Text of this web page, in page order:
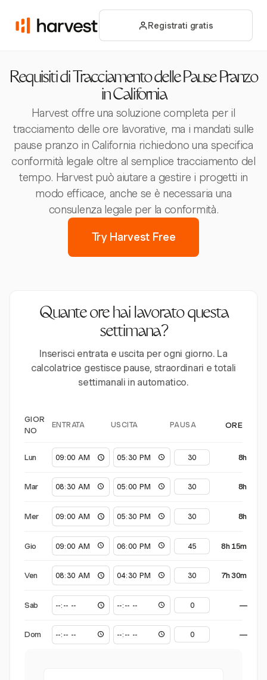
Registrati gratis
Requisiti di Tracciamento delle Pause Pranzo
in California
Harvest offre una soluzione completa per il
tracciamento delle ore lavorative, ma i mandati sulle
pause pranzo in California richiedono una specifica
conformità legale oltre al semplice tracciamento del
tempo. Harvest può aiutare a gestire i progetti in
modo efficace, anche se è necessaria una
consulenza legale per la conformità.
Try Harvest Free
Quante ore hai lavorato questa
settimana?
Inserisci entrata e uscita per ogni giorno. La
calcolatrice gestisce pause, straordinari e totali
settimanali in automatico.
GIOR
NO
ENTRATA USCITA PAUSA ORE
Lun 8h
Mar 8h
Mer 8h
Gio 8h 15m
Ven 7h 30m
Sab —
Dom —